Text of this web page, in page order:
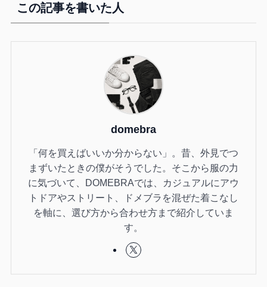
この記事を書いた人
domebra
「何を買えばいいか分からない」。昔、外見でつ
まずいたときの僕がそうでした。そこから服の力
に気づいて、DOMEBRAでは、カジュアルにアウ
トドアやストリート、ドメブラを混ぜた着こなし
を軸に、選び方から合わせ方まで紹介していま
す。